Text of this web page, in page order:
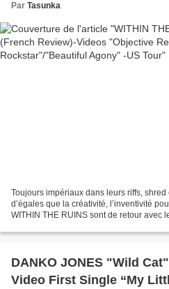
Par Tasunka
Toujours impériaux dans leurs riffs, shred
d’égales que la créativité, l’inventivité
WITHIN THE RUINS sont de retour avec
DANKO JONES "Wild
Video First Single “My